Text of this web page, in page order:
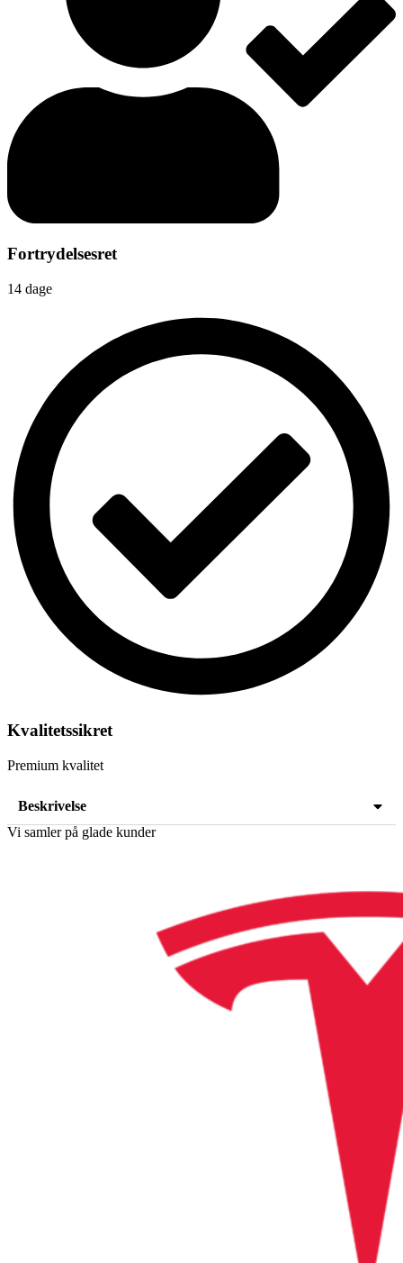
Fortrydelsesret
14 dage
Kvalitetssikret
Premium kvalitet
Beskrivelse
Vi samler på glade kunder